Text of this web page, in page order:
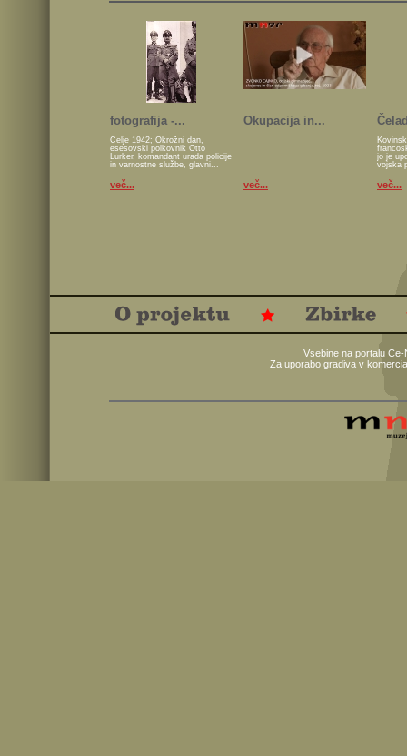
fotografija -...
Celje 1942; Okrožni dan,
esesovski polkovnik Otto
Lurker, komandant urada policije
in varnostne službe, glavni...
več...
Okupacija in...
več...
jo je
vojska
več...
Vsebine na portalu
Za uporabo gradiva v